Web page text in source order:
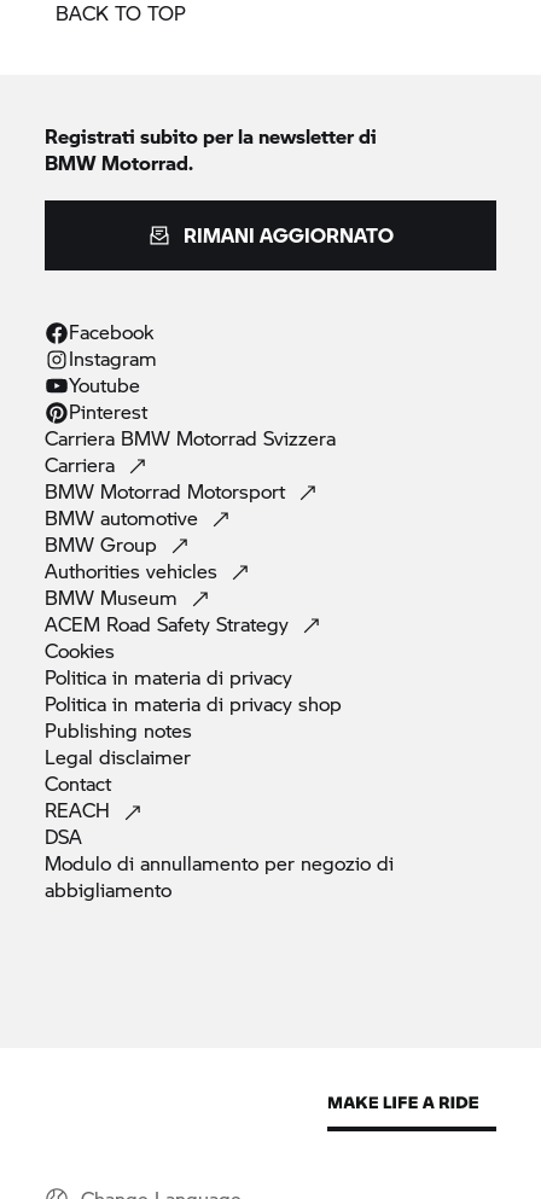
BACK TO TOP
Registrati subito per la newsletter di
BMW Motorrad.
RIMANI AGGIORNATO
Facebook
Instagram
Youtube
Pinterest
Carriera BMW Motorrad Svizzera
Carriera
BMW Motorrad Motorsport
BMWautomotive
BMWGroup
Authoritiesvehicles
BMW Museum
ACEM Road SafetyStrategy
Cookies
Politica in materia di privacy
Politica in materia di privacyshop
Publishing notes
Legaldisclaimer
Contact
REACH
DSA
Modulo di annullamento per negozio di
abbigliamento